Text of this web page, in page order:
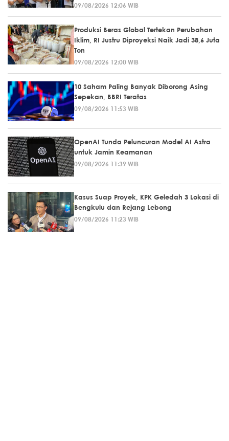
09/08/2026 12:06 WIB
Produksi Beras Global Tertekan Perubahan
Iklim, RI Justru Diproyeksi Naik Jadi 38,6 Juta
Ton
09/08/2026 12:00 WIB
10 Saham Paling Banyak Diborong Asing
Sepekan, BBRI Teratas
09/08/2026 11:53 WIB
OpenAI Tunda Peluncuran Model AI Astra
untuk Jamin Keamanan
09/08/2026 11:39 WIB
Kasus Suap Proyek, KPK Geledah 3 Lokasi di
Bengkulu dan Rejang Lebong
09/08/2026 11:23 WIB